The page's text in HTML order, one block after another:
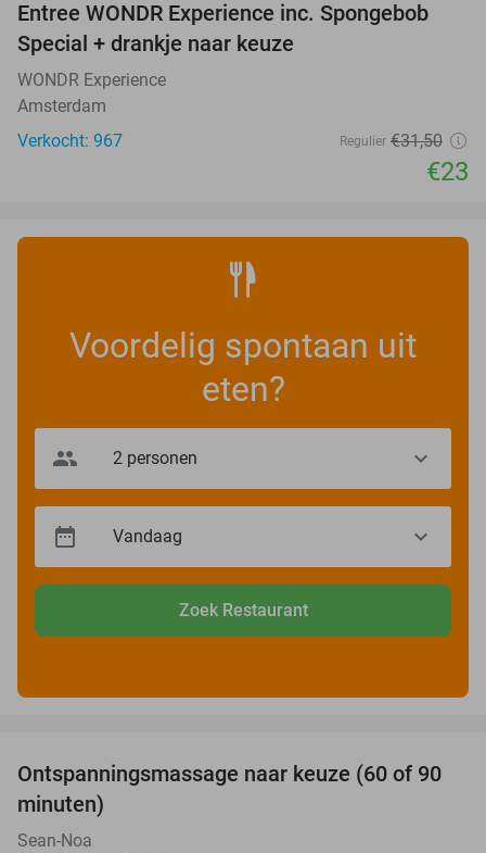
27%
Entree WONDR Experience inc. Spongebob
Special + drankje naar keuze
WONDR Experience
Amsterdam
Verkocht: 967
Regulier €31,50
€23
Voordelig spontaan uit
eten?
Zoek Restaurant
40%
Ontspanningsmassage naar keuze (60 of 90
minuten)
Sean-Noa